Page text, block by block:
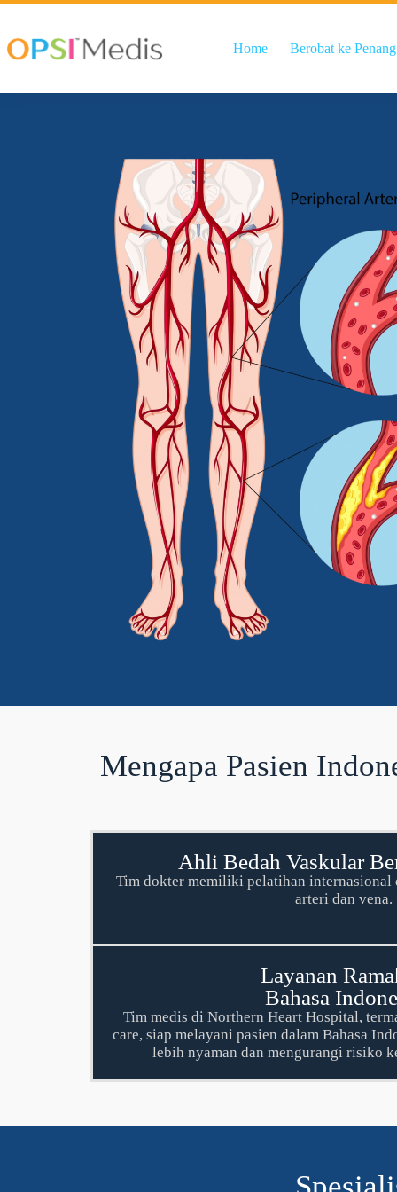
Home Berobat ke Penang
Mengapa Pasien
Ahli Bedah Vaskular
Tim dokter memiliki pelatihan internasional
arteri dan vena.
Layanan
Bahasa
Tim medis di Northern Heart Hospital,
care, siap melayani pasien dalam Bahasa
lebih nyaman dan mengurangi risiko